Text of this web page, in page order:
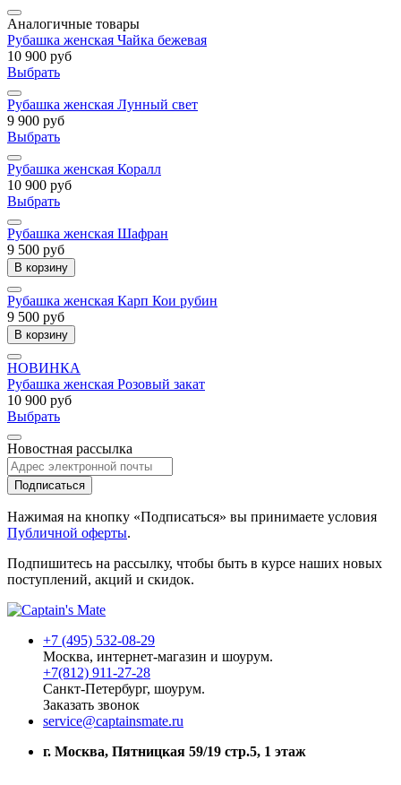
Аналогичные товары
Рубашка женская Чайка бежевая
10 900 руб
Выбрать
Рубашка женская Лунный свет
9 900 руб
Выбрать
Рубашка женская Коралл
10 900 руб
Выбрать
Рубашка женская Шафран
9 500 руб
В корзину
Рубашка женская Карп Кои рубин
9 500 руб
В корзину
НОВИНКА
Рубашка женская Розовый закат
10 900 руб
Выбрать
Новостная рассылка
Подписаться
Нажимая на кнопку «Подписаться» вы принимаете условия
Публичной оферты.
Подпишитесь на рассылку, чтобы быть в курсе наших новых
поступлений, акций и скидок.
+7 (495) 532-08-29
Москва, интернет-магазин и шоурум.
+7(812) 911-27-28
Санкт-Петербург, шоурум.
Заказать звонок
service@captainsmate.ru
г. Москва, Пятницкая 59/19 стр.5, 1 этаж